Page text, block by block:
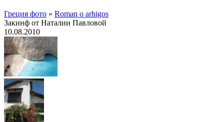
Греция фото » Roman o arhigos
Закинф от Наталии Павловой
10.08.2010